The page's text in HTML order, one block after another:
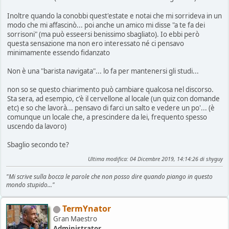
Inoltre quando la conobbi quest'estate e notai che mi sorrideva in un
modo che mi affascinò... poi anche un amico mi disse "a te fa dei
sorrisoni" (ma può esseersi benissimo sbagliato). Io ebbi però
questa sensazione ma non ero interessato né ci pensavo
minimamente essendo fidanzato
Non è una "barista navigata"... lo fa per mantenersi gli studi...
non so se questo chiarimento può cambiare qualcosa nel discorso.
Sta sera, ad esempio, c'è il cervellone al locale (un quiz con domande
etc) e so che lavorà... pensavo di farci un salto e vedere un po'... (è
comunque un locale che, a prescindere da lei, frequento spesso
uscendo da lavoro)
Sbaglio secondo te?
Ultima modifica: 04 Dicembre 2019, 14:14:26 di shyguy
"Mi scrive sulla bocca le parole che non posso dire quando piango in questo
mondo stupido..."
TermYnator
Gran Maestro